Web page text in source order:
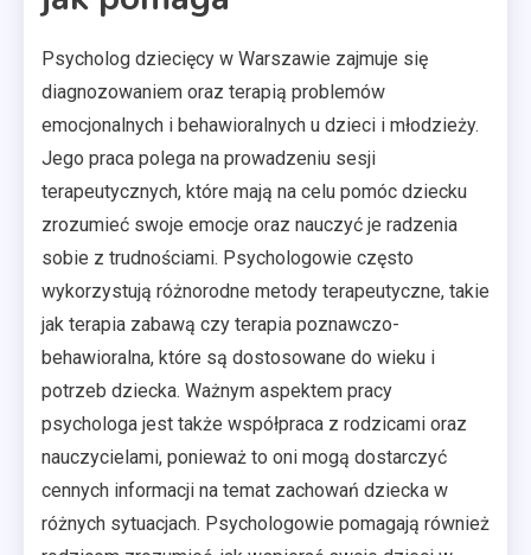
Psycholog dziecięcy w Warszawie zajmuje się
diagnozowaniem oraz terapią problemów
emocjonalnych i behawioralnych u dzieci i młodzieży.
Jego praca polega na prowadzeniu sesji
terapeutycznych, które mają na celu pomóc dziecku
zrozumieć swoje emocje oraz nauczyć je radzenia
sobie z trudnościami. Psychologowie często
wykorzystują różnorodne metody terapeutyczne, takie
jak terapia zabawą czy terapia poznawczo-
behawioralna, które są dostosowane do wieku i
potrzeb dziecka. Ważnym aspektem pracy
psychologa jest także współpraca z rodzicami oraz
nauczycielami, ponieważ to oni mogą dostarczyć
cennych informacji na temat zachowań dziecka w
różnych sytuacjach. Psychologowie pomagają również